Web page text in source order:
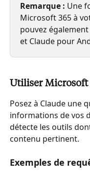
Remarque : Une
Microsoft 365 à
pouvez
et Claude pour
Utiliser Microsoft
Posez à Claude une
informations de vos
détecte les outils
contenu pertinent.
Exemples de